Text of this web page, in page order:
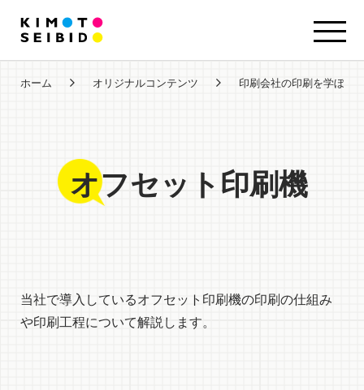
ホーム オリジナルコンテンツ 印刷会社の印刷を学ぼう!
オフセット印刷機
当社で導入しているオフセット印刷機の印刷の仕組み
や印刷工程について解説します。